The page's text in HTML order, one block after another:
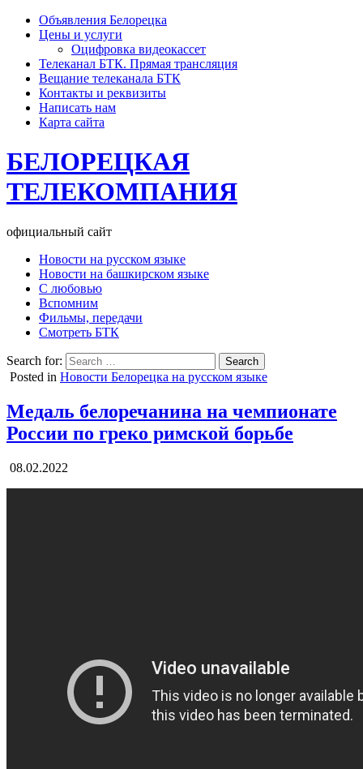
Объявления Белорецка
Цены и услуги
Оцифровка видеокассет
Телеканал БТК. Прямая трансляция
Вещание телеканала БТК
Контакты и реквизиты
Написать нам
Карта сайта
БЕЛОРЕЦКАЯ
ТЕЛЕКОМПАНИЯ
официальный сайт
Новости на русском языке
Новости на башкирском языке
С любовью
Вспомним
Фильмы, передачи
Смотреть БТК
Search for:
Posted in Новости Белорецка на русском языке
Медаль белоречанина на чемпионате
России по греко римской борьбе
08.02.2022